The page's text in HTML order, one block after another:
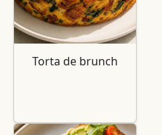
Torta de brunch